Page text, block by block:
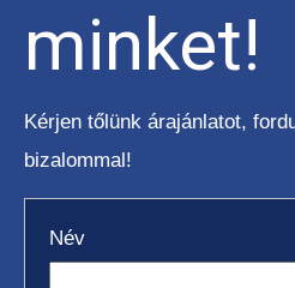
minket!
Kérjen tőlünk árajánlatot,
bizalommal!
Név